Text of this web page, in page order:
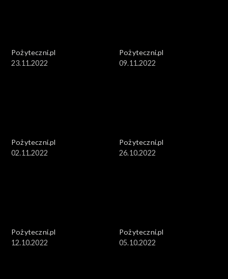
Pożyteczni.pl
23.11.2022
Pożyteczni.pl
09.11.2022
Pożyteczni.pl
02.11.2022
Pożyteczni.pl
26.10.2022
Pożyteczni.pl
12.10.2022
Pożyteczni.pl
05.10.2022